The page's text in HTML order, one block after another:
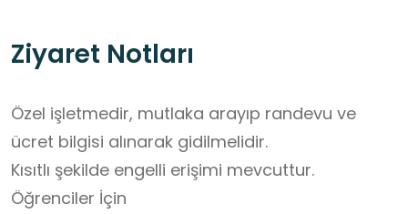
Ziyaret Notları
Özel işletmedir, mutlaka arayıp randevu ve
ücret bilgisi alınarak gidilmelidir.
Kısıtlı şekilde engelli erişimi mevcuttur.
Öğrenciler İçin